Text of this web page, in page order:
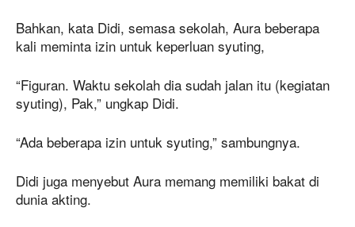
Bahkan, kata Didi, semasa sekolah, Aura beberapa
kali meminta izin untuk keperluan syuting,
“Figuran. Waktu sekolah dia sudah jalan itu (kegiatan
syuting), Pak,” ungkap Didi.
“Ada beberapa izin untuk syuting,” sambungnya.
Didi juga menyebut Aura memang memiliki bakat di
dunia akting.